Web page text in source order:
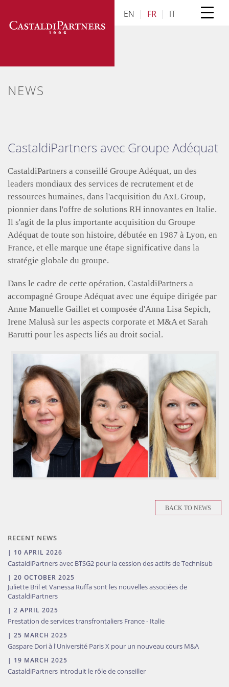
content
EN | FR | IT
NEWS
CastaldiPartners avec Groupe Adéquat
CastaldiPartners a conseillé Groupe Adéquat, un des
leaders mondiaux des services de recrutement et de
ressources humaines, dans l'acquisition du AxL Group,
pionnier dans l'offre de solutions RH innovantes en Italie.
Il s'agit de la plus importante acquisition du Groupe
Adéquat de toute son histoire, débutée en 1987 à Lyon, en
France, et elle marque une étape significative dans la
stratégie globale du groupe.
Dans le cadre de cette opération, CastaldiPartners a
accompagné Groupe Adéquat avec une équipe dirigée par
Anne Manuelle Gaillet et composée d'Anna Lisa Sepich,
Irene Malusà sur les aspects corporate et M&A et Sarah
Barutti pour les aspects liés au droit social.
BACK TO NEWS
RECENT NEWS
| 10 APRIL 2026
CastaldiPartners avec BTSG2 pour la cession des actifs de Technisub
| 20 OCTOBER 2025
Juliette Bril et Vanessa Ruffa sont les nouvelles associées de
CastaldiPartners
| 2 APRIL 2025
Prestation de services transfrontaliers France - Italie
| 25 MARCH 2025
Gaspare Dori à l'Université Paris X pour un nouveau cours M&A
| 19 MARCH 2025
CastaldiPartners introduit le rôle de conseiller